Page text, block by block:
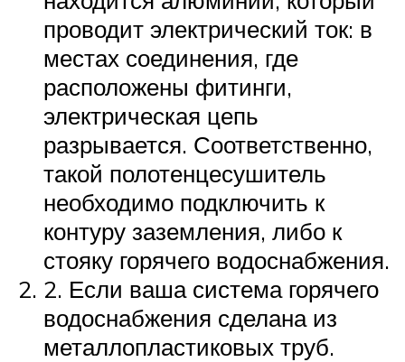
проводит электрический ток: в
местах соединения, где
расположены фитинги,
электрическая цепь
разрывается. Соответственно,
такой полотенцесушитель
необходимо подключить к
контуру заземления, либо к
стояку горячего водоснабжения.
2. Если ваша система горячего
водоснабжения сделана из
металлопластиковых труб.